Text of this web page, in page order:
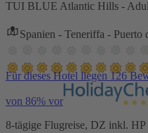
TUI BLUE Atlantic Hills -
Spanien - Teneriffa - Puerto
Für dieses Hotel liegen 126
von 86% vor
8-tägige Flugreise, DZ inkl. HP